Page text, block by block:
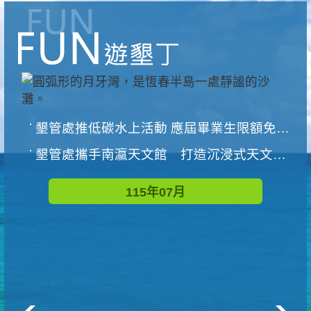
墾管處推低碳水上活動 應屆畢業生限額免費參加
墾管處攜手南瀛天文館 打造沉浸式天文探索營隊
115年07月